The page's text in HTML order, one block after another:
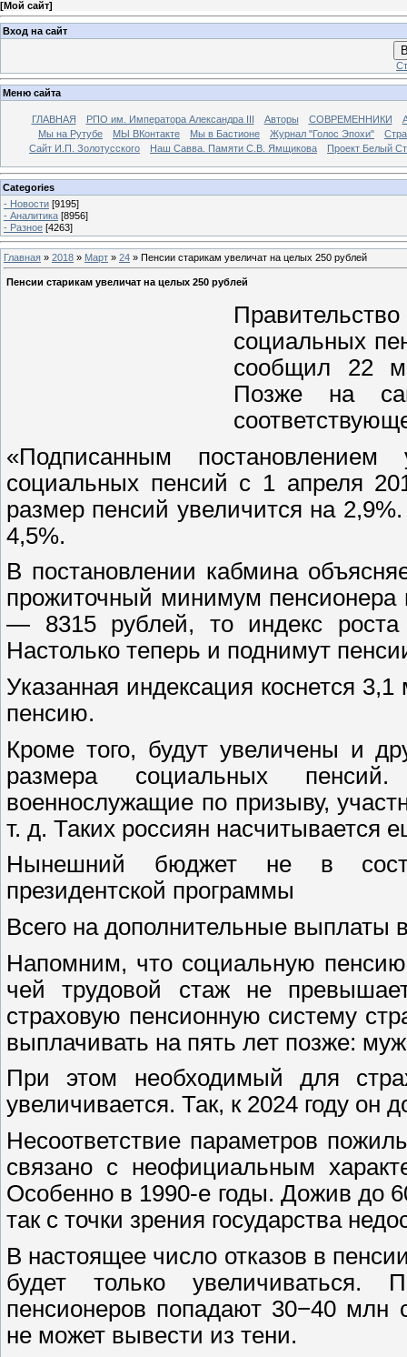
[Мой сайт]
Вход на сайт
Меню сайта
ГЛАВНАЯ РПО им. Императора Александра III Авторы СОВРЕМЕННИКИ
Мы на Рутубе
МЫ ВКонтакте Мы в Бастионе Журнал "Голос Эпохи"
Сайт И.П. Золотусского
Наш Савва. Памяти С.В. Ямщикова Проект Белый
Categories
- Новости [9195]
- Аналитика [8956]
- Разное [4263]
Главная » 2018 » Март » 24 » Пенсии старикам увеличат на целых 250 рублей
Пенсии старикам увеличат на целых 250 рублей
социальных
сообщил 22
Позже на
«Подписанным постановлением
социальных пенсий с 1 апреля
размер пенсий увеличится на
4,5%.
В постановлении кабмина
прожиточный минимум пенсионера
— 8315 рублей, то индекс роста
Настолько теперь и поднимут
Указанная индексация коснется
пенсию.
Кроме того, будут увеличены и
размера социальных
военнослужащие по призыву,
т. д. Таких россиян насчитывается
Нынешний бюджет не в
президентской программы
Всего на дополнительные выплаты
Напомним, что социальную
чей трудовой стаж не
страховую пенсионную систему
выплачивать на пять лет позже:
При этом необходимый для
увеличивается. Так, к 2024 году он
Несоответствие параметров
связано с неофициальным
Особенно в 1990-е годы. Дожив до
так с точки зрения государства
В настоящее число отказов в
будет только увеличиваться.
пенсионеров попадают 30−40 млн
не может вывести из тени.